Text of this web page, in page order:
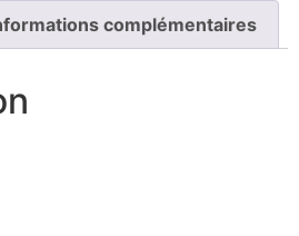
complémentaires